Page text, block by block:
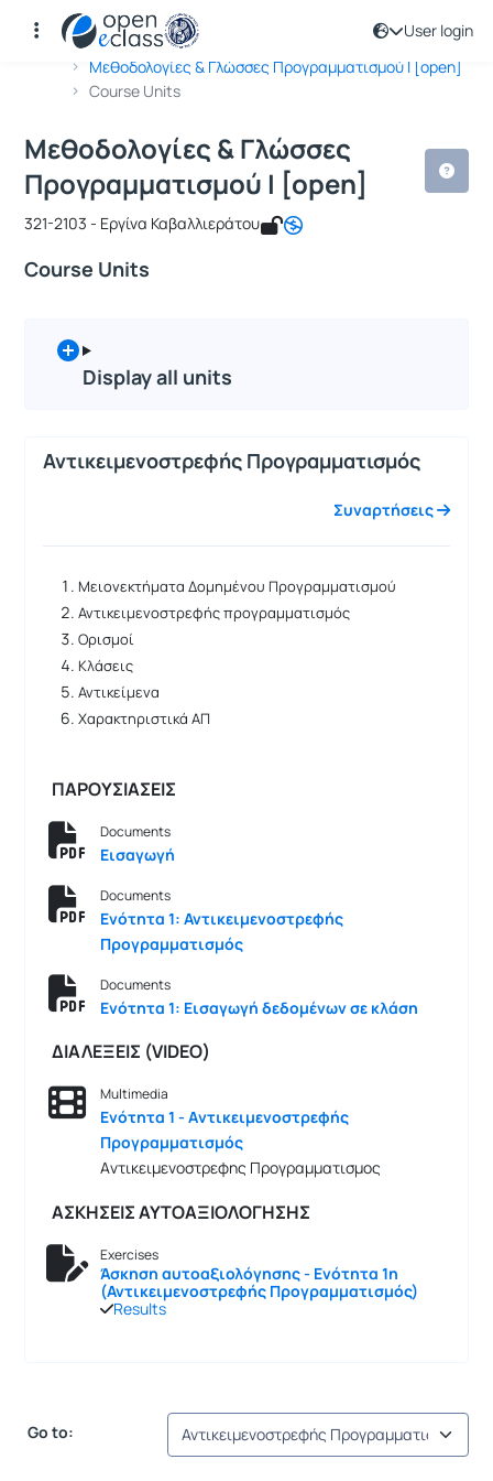
User login
Αρχική Σελίδα
Μεθοδολογίες & Γλώσσες Προγραμματισμού Ι [open]
Course Units
Course : Μεθοδολογίες & Γλώσσες
Course code : ICSD128
Μεθοδολογίες & Γλώσσες
Προγραμματισμού Ι [open]
321-2103 - Εργίνα Καβαλλιεράτου
Course Units
Display all units
Αντικειμενοστρεφής Προγραμματισμός
Συναρτήσεις
Μειονεκτήματα Δομημένου Προγραμματισμού
Αντικειμενοστρεφής προγραμματισμός
Ορισμοί
Κλάσεις
Αντικείμενα
Χαρακτηριστικά ΑΠ
ΠΑΡΟΥΣΙΑΣΕΙΣ
Documents
Εισαγωγή
Documents
Ενότητα 1: Αντικειμενοστρεφής
Προγραμματισμός
Documents
Ενότητα 1: Εισαγωγή δεδομένων σε κλάση
ΔΙΑΛΕΞΕΙΣ (VIDEO)
Multimedia
Ενότητα 1 - Aντικειμενοστρεφής
Προγραμματισμός
Aντικειμενοστρεφης Προγραμματισμος
ΑΣΚΗΣΕΙΣ ΑΥΤΟΑΞΙΟΛΟΓΗΣΗΣ
Exercises
Άσκηση αυτοαξιολόγησης - Ενότητα 1η
(Αντικειμενοστρεφής Προγραμματισμός)
Results
Go to: